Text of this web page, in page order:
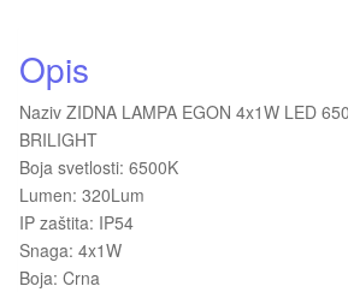
Opis
Naziv ZIDNA LAMPA EGON 4x1W LED
BRILIGHT
Boja svetlosti: 6500K
Lumen: 320Lum
IP zaštita: IP54
Snaga: 4x1W
Boja: Crna